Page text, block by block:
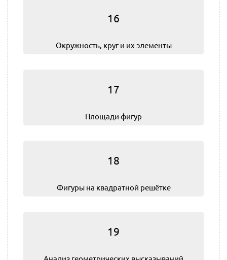
16
Окружность, круг и их элементы
17
Площади фигур
18
Фигуры на квадратной решётке
19